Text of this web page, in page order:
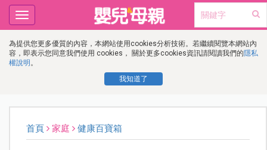
為提供您更多優質的內容，本網站使用cookies分析技術。若繼續閱覽本網站內
容，即表示您同意我們使用 cookies， 關於更多cookies資訊請閱讀我們的隱私
權說明 。
我知道了
Toggle
navigation
首頁 家庭 健康百寶箱